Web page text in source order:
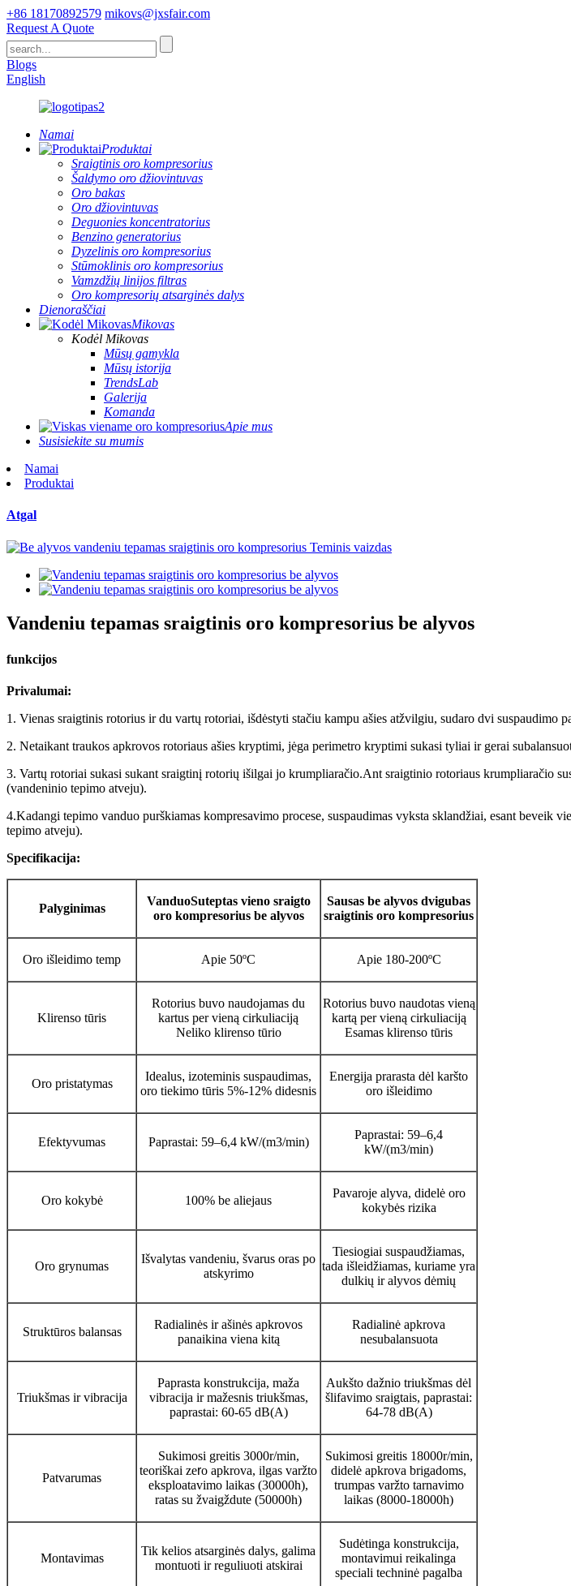
+86 18170892579 mikovs@jxsfair.com
Request A Quote
Blogs
English
Namai
Produktai
Sraigtinis oro kompresorius
Šaldymo oro džiovintuvas
Oro bakas
Oro džiovintuvas
Deguonies koncentratorius
Benzino generatorius
Dyzelinis oro kompresorius
Stūmoklinis oro kompresorius
Vamzdžių linijos filtras
Oro kompresorių atsarginės dalys
Dienoraščiai
Mikovas
Kodėl Mikovas
Mūsų gamykla
Mūsų istorija
TrendsLab
Galerija
Komanda
Apie mus
Susisiekite su mumis
Namai
Produktai
Atgal
Vandeniu tepamas sraigtinis oro kompresorius be alyvos
funkcijos
Privalumai:
1. Vienas sraigtinis rotorius ir du vartų rotoriai, išdėstyti stačiu kampu ašies atžvilgiu, sudaro dvi suspaudimo
2. Netaikant traukos apkrovos rotoriaus ašies kryptimi, jėga perimetro kryptimi sukasi tyliai ir gerai
3. Vartų rotoriai sukasi sukant sraigtinį rotorių išilgai jo krumpliaračio.Ant sraigtinio rotoriaus krumpliaračio
(vandeninio tepimo atveju).
4.Kadangi tepimo vanduo purškiamas kompresavimo procese, suspaudimas vyksta sklandžiai, esant beveik
tepimo atveju).
Specifikacija:
Palyginimas
VanduoSuteptas vieno sraigto
oro kompresorius be alyvos
Sausas be alyvos dvigubas
sraigtinis oro kompresorius
Oro išleidimo temp Apie 50ºC Apie 180-200ºC
Klirenso tūris
Rotorius buvo naudojamas du
kartus per vieną cirkuliaciją
Neliko klirenso tūrio
Rotorius buvo naudotas vieną
kartą per vieną cirkuliaciją
Esamas klirenso tūris
Oro pristatymas
Idealus, izoteminis suspaudimas,
oro tiekimo tūris 5%-12% didesnis
Energija prarasta dėl karšto
oro išleidimo
Efektyvumas Paprastai: 59–6,4 kW/(m3/min)
Paprastai: 59–6,4
kW/(m3/min)
Oro kokybė 100% be aliejaus
Pavaroje alyva, didelė oro
kokybės rizika
Oro grynumas
Išvalytas vandeniu, švarus oras po
atskyrimo
Tiesiogiai suspaudžiamas,
tada išleidžiamas, kuriame yra
dulkių ir alyvos dėmių
Struktūros balansas
Radialinės ir ašinės apkrovos
panaikina viena kitą
Radialinė apkrova
nesubalansuota
Triukšmas ir vibracija
Paprasta konstrukcija, maža
vibracija ir mažesnis triukšmas,
paprastai: 60-65 dB(A)
Aukšto dažnio triukšmas dėl
šlifavimo sraigtais, paprastai:
64-78 dB(A)
Patvarumas
Sukimosi greitis 3000r/min,
teoriškai zero apkrova, ilgas varžto
eksploatavimo laikas (30000h),
ratas su žvaigždute (50000h)
Sukimosi greitis 18000r/min,
didelė apkrova brigadoms,
trumpas varžto tarnavimo
laikas (8000-18000h)
Montavimas
Tik kelios atsarginės dalys, galima
montuoti ir reguliuoti atskirai
Sudėtinga konstrukcija,
montavimui reikalinga
speciali techninė pagalba